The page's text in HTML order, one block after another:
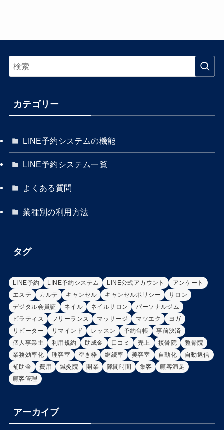
カテゴリー
LINE予約システムの機能
LINE予約システム一覧
よくある質問
業種別の利用方法
タグ
LINE予約 LINE予約システム LINE公式アカウント
アンケート
エステ
カルテ キャンセル キャンセルポリシー
サロン
デジタル会員証
ネイル ネイルサロン
パーソナルジム
ピラティス
フリーランス マッサージ マツエク
ヨガ
リピーター
リマインド レッスン 予約台帳
事前決済
個人事業主
利用規約 助成金 口コミ 売上 接骨院
整骨院
業務効率化
理容室 空き枠 継続率 美容室 自動化
自動返信
補助金
費用 鍼灸院 開業 隙間時間 集客
顧客満足
顧客管理
アーカイブ